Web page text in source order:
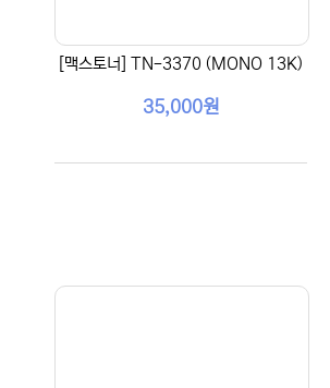
[맥스토너] TN-3370 (MONO 13K)
35,000원